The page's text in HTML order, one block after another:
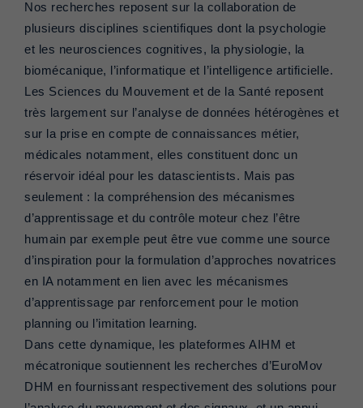
Nos recherches reposent sur la collaboration de
plusieurs disciplines scientifiques dont la psychologie
et les neurosciences cognitives, la physiologie, la
biomécanique, l’informatique et l’intelligence artificielle.
Les Sciences du Mouvement et de la Santé reposent
très largement sur l’analyse de données hétérogènes et
sur la prise en compte de connaissances métier,
médicales notamment, elles constituent donc un
réservoir idéal pour les datascientists. Mais pas
seulement : la compréhension des mécanismes
d’apprentissage et du contrôle moteur chez l’être
humain par exemple peut être vue comme une source
d’inspiration pour la formulation d’approches novatrices
en IA notamment en lien avec les mécanismes
d’apprentissage par renforcement pour le motion
planning ou l’imitation learning.
Dans cette dynamique, les plateformes AIHM et
mécatronique soutiennent les recherches d’EuroMov
DHM en fournissant respectivement des solutions pour